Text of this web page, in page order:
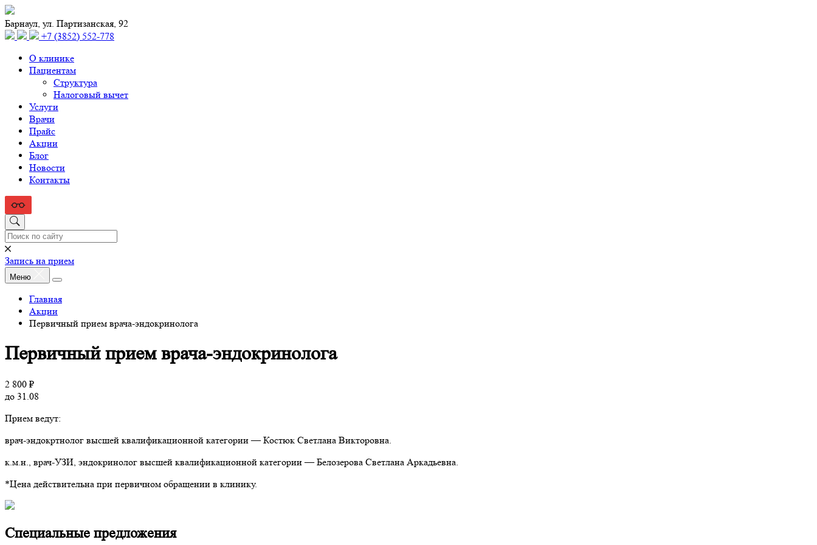
Барнаул, ул. Партизанская, 92
+7 (3852) 552‑778
О клинике
Пациентам
Структура
Налоговый вычет
Услуги
Врачи
Прайс
Акции
Блог
Новости
Контакты
Запись на прием
Меню
Главная
Акции
Первичный прием врача-эндокринолога
Первичный прием врача-эндокринолога
2 800 ₽
до 31.08
Прием ведут:
врач-эндокртнолог высшей квалификационной категории — Костюк Светлана Викторовна.
к.м.н., врач-УЗИ, эндокринолог высшей квалификационной категории — Белозерова Светлана Аркадьевна.
*Цена действительна при первичном обращении в клинику.
Специальные предложения